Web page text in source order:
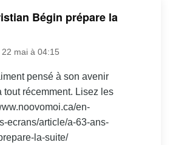
Bégin prépare la
mai à 04:15
pensé à son avenir
tout récemment. Lisez les
en-
ecrans/article/a-63-ans-
la-suite/